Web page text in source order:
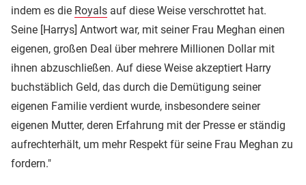
indem es die Royals auf diese Weise verschrottet hat.
Seine [Harrys] Antwort war, mit seiner Frau Meghan einen
eigenen, großen Deal über mehrere Millionen Dollar mit
ihnen abzuschließen. Auf diese Weise akzeptiert Harry
buchstäblich Geld, das durch die Demütigung seiner
eigenen Familie verdient wurde, insbesondere seiner
eigenen Mutter, deren Erfahrung mit der Presse er ständig
aufrechterhält, um mehr Respekt für seine Frau Meghan zu
fordern."